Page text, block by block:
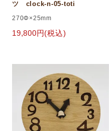
ツ clock-n-05-toti
270Φ×25mm
19,800円(税込)